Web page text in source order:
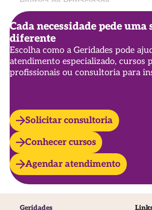
Cada necessidade pede uma
diferente
Escolha como a Geridades pode
atendimento especializado, cursos
profissionais ou consultoria para
Solicitar consultoria
Conhecer cursos
Agendar atendimento
Geridades